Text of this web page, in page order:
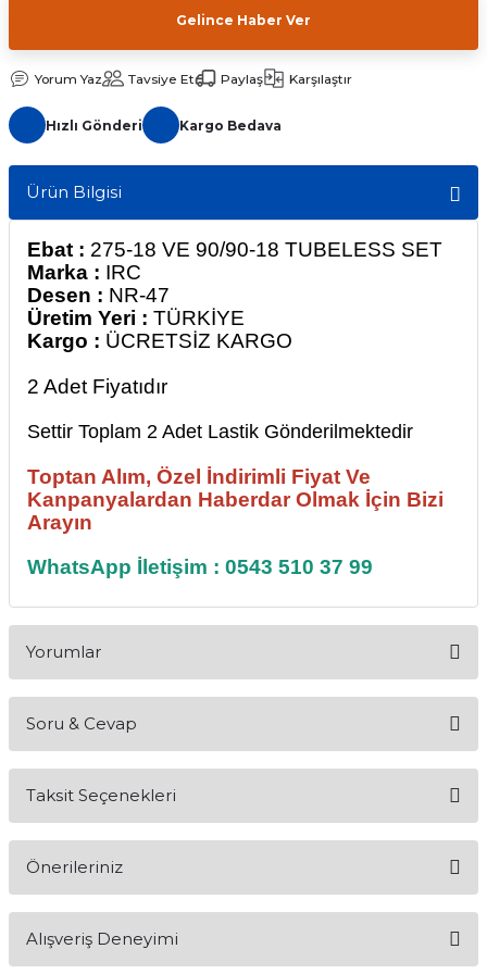
Gelince Haber Ver
Yorum Yaz Tavsiye Et Paylaş Karşılaştır
Hızlı Gönderi Kargo Bedava
Ürün Bilgisi
Ebat : 275-18 VE 90/90-18 TUBELESS SET
Marka : IRC
Desen : NR-47
Üretim Yeri : TÜRKİYE
Kargo : ÜCRETSİZ KARGO
2 Adet Fiyatıdır
Settir Toplam 2 Adet Lastik Gönderilmektedir
Toptan Alım, Özel İndirimli Fiyat Ve
Kanpanyalardan Haberdar Olmak İçin Bizi
Arayın
WhatsApp İletişim : 0543 510 37 99
Yorumlar
SÜPER ÜRÜN
SÜPER ÜRÜN
Y... T... | 25/02/2025
Soru & Cevap
Taksit Seçenekleri
Önerileriniz
konularda yetersiz gördüğünüz noktaları öneri formunu
kullanarak tarafımıza iletebilirsiniz.
Alışveriş Deneyimi